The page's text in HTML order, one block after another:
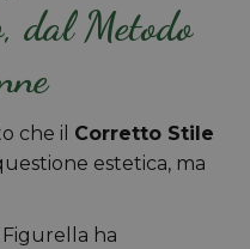
dal Metodo
che il Corretto Stile
estetica, ma
ha